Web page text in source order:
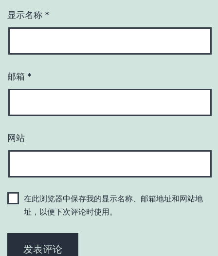
显示名称 *
邮箱 *
网站
在此浏览器中保存我的显示名称、邮箱地址和网站地
址，以便下次评论时使用。